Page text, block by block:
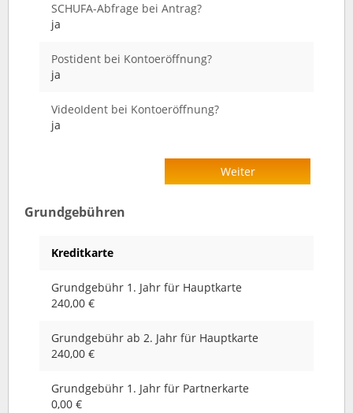
SCHUFA-Abfrage bei Antrag?
ja
Postident bei Kontoeröffnung?
ja
VideoIdent bei Kontoeröffnung?
ja
Weiter
Grundgebühren
Kreditkarte
Grundgebühr 1. Jahr für Hauptkarte
240,00 €
Grundgebühr ab 2. Jahr für Hauptkarte
240,00 €
Grundgebühr 1. Jahr für Partnerkarte
0,00 €